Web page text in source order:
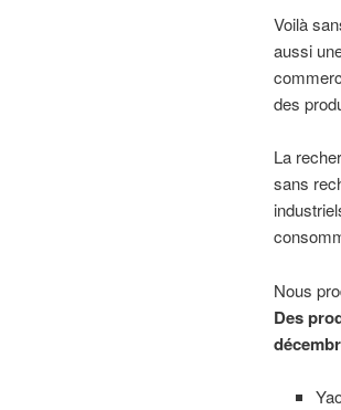
Voilà
aussi
des
La
sans
Nous
Des